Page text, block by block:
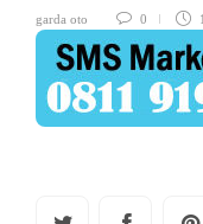
garda oto 0